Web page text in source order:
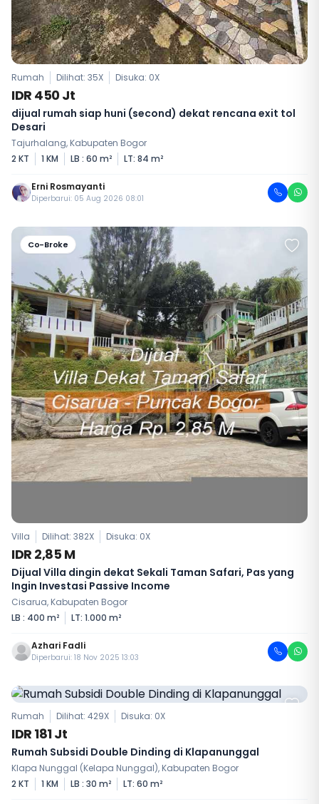
Rumah Dilihat: 35X Disuka: 0X
IDR 450 Jt
dijual rumah siap huni (second) dekat rencana exit tol
Desari
Tajurhalang, Kabupaten Bogor
2 KT
1 KM LB : 60 m² LT: 84 m²
Erni Rosmayanti
Diperbarui: 05 Aug 2026 08:01
Co-Broke
Villa Dilihat: 382X Disuka: 0X
IDR 2,85 M
Dijual Villa dingin dekat Sekali Taman Safari, Pas yang
Ingin Investasi Passive Income
Cisarua, Kabupaten Bogor
LB : 400 m²
LT: 1.000 m²
Azhari Fadli
Diperbarui: 18 Nov 2025 13:03
Rumah Dilihat: 429X Disuka: 0X
IDR 181 Jt
Rumah Subsidi Double Dinding di Klapanunggal
Klapa Nunggal (Kelapa Nunggal), Kabupaten Bogor
2 KT
1 KM LB : 30 m² LT: 60 m²